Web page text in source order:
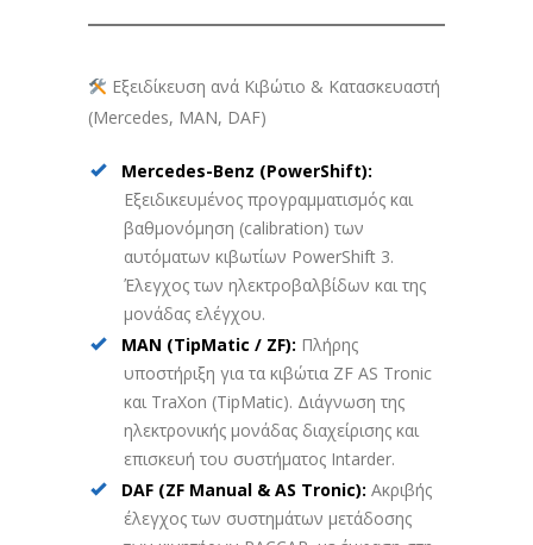
Εξειδίκευση ανά Κιβώτιο & Κατασκευαστή
(Mercedes, MAN, DAF)
Mercedes-Benz (PowerShift):
Εξειδικευμένος προγραμματισμός και
βαθμονόμηση (calibration) των
αυτόματων κιβωτίων PowerShift 3.
Έλεγχος των ηλεκτροβαλβίδων και της
μονάδας ελέγχου.
MAN (TipMatic / ZF): Πλήρης
υποστήριξη για τα κιβώτια ZF AS Tronic
και TraXon (TipMatic). Διάγνωση της
ηλεκτρονικής μονάδας διαχείρισης και
επισκευή του συστήματος Intarder.
DAF (ZF Manual & AS Tronic): Ακριβής
έλεγχος των συστημάτων μετάδοσης